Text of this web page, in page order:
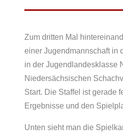
Zum dritten Mal
einer Jugendmannschaft in
in der Jugendlandesklasse
Niedersächsischen
Start. Die Staffel ist gerade
Ergebnisse und den
Unten sieht man die